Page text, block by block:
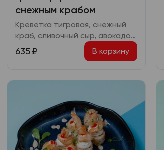
снежным крабом
Креветка тигровая, снежный
краб, сливочный сыр, авокадо,
соус спайси, коралловый гриб
ким чи, икра масаго, шичими,
635₽ В корзину